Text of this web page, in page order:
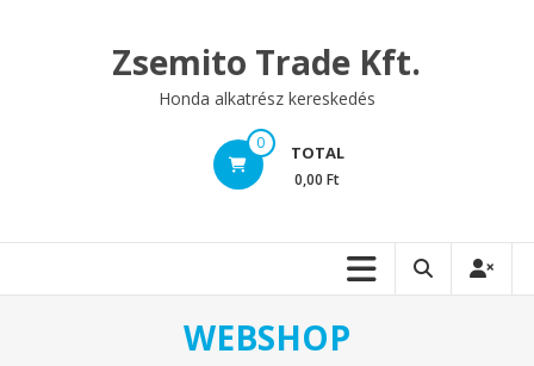
Zsemito Trade Kft.
Honda alkatrész kereskedés
0 TOTAL
0,00 Ft
WEBSHOP